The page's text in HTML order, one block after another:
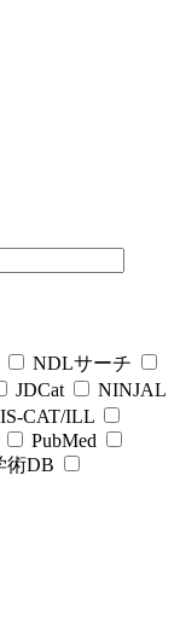
NDLサーチ
JDCat
NINJAL
CAT/ILL
PubMed
術DB